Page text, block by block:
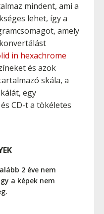
mindent, ami a
lehet, így a
amely
in hexachrome
és azok
skála, a
egy
CD-t a tökéletes
2 éve nem
a képek nem